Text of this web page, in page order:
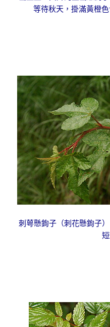
等待秋天，掛滿黃橙
刺萼懸鉤子（刺花懸鉤子